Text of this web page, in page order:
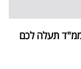
ממ"ד תעלה לכם